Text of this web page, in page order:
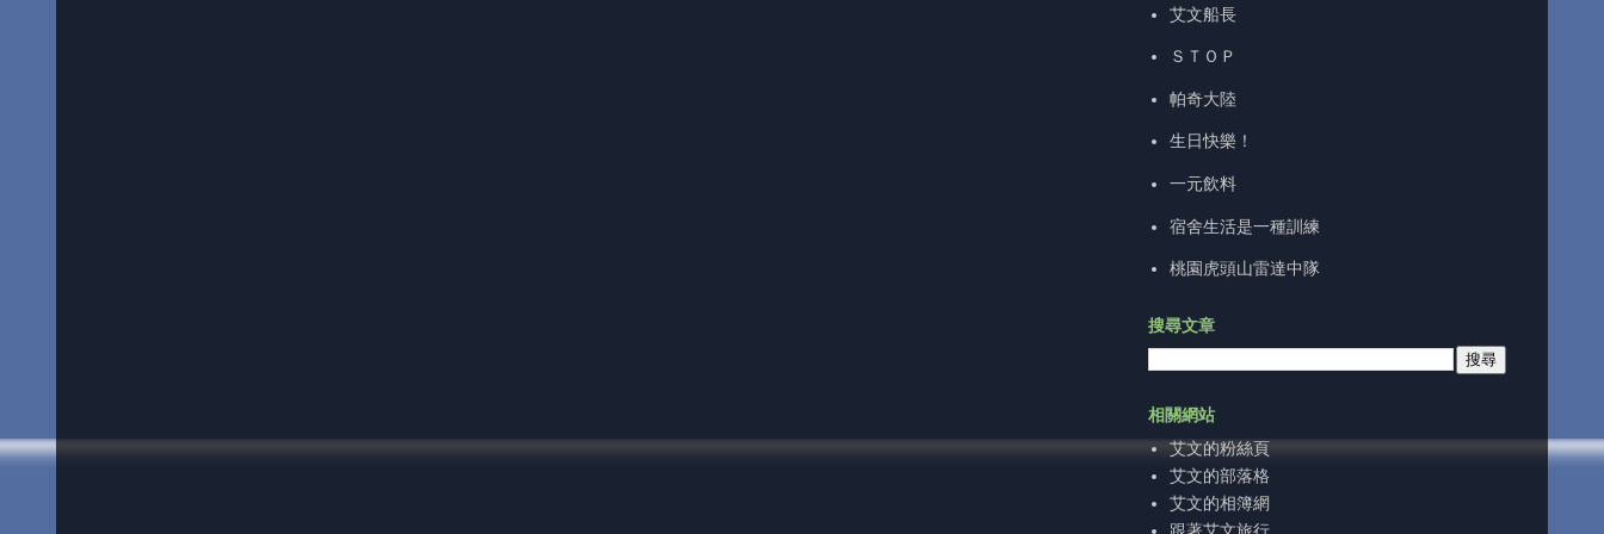
艾文船長
ＳＴＯＰ
帕奇大陸
生日快樂！
一元飲料
宿舍生活是一種訓練
桃園虎頭山雷達中隊
搜尋文章
相關網站
艾文的粉絲頁
艾文的部落格
艾文的相簿網